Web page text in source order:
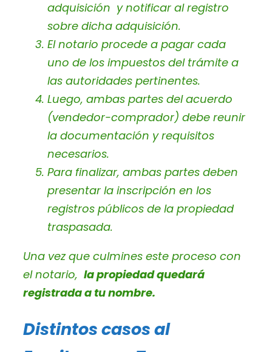
adquisición y notificar al registro
sobre dicha adquisición.
El notario procede a pagar cada
uno de los impuestos del trámite a
las autoridades pertinentes.
Luego, ambas partes del acuerdo
(vendedor-comprador) debe reunir
la documentación y requisitos
necesarios.
Para finalizar, ambas partes deben
presentar la inscripción en los
registros públicos de la propiedad
traspasada.
Una vez que culmines este proceso con
el notario, la propiedad quedará
registrada a tu nombre.
Distintos casos al